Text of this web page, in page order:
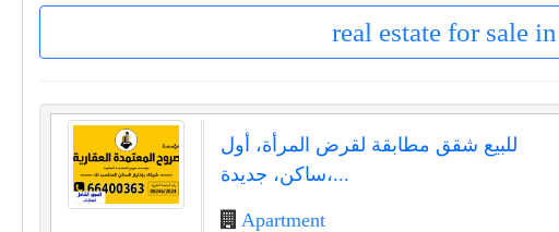
real estate for sale
للبيع شقق مطابقة لقرض المرأة، أول
ساكن، جديدة،...
Apartment